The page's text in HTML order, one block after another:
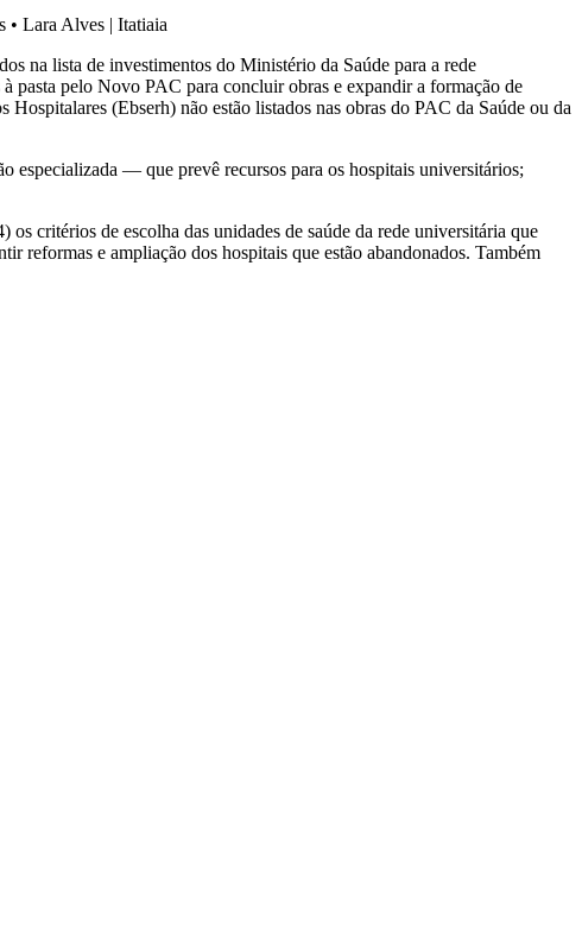
• Lara Alves | Itatiaia
na lista de investimentos do Ministério da Saúde para a rede
pasta pelo Novo PAC para concluir obras e expandir a formação de
(Ebserh) não estão listados nas obras do PAC da Saúde ou da
especializada — que prevê recursos para os hospitais universitários;
critérios de escolha das unidades de saúde da rede universitária que
reformas e ampliação dos hospitais que estão abandonados. Também